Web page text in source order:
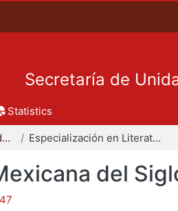
Secretaría de
Statistics
Coordinación Divisional de Posgrado Especialización en Literatura Mexicana del Siglo XX
del